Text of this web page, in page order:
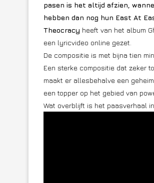
pasen is het altijd afzien,
hebben dan nog hun East At
Theocracy heeft van het album
een lyricvideo online gezet.
De compositie is met bijna tien
Een sterke compositie dat zeker
maakt er allesbehalve een
een topper op het gebied van
Wat overblijft is het paasverhaal